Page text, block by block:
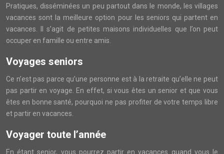
Pratiques, disséminées un peu partout dans le monde, les villages
vacances sont la meilleure option pour les seniors qui partent en
vacances. Il s’agit de petites maisons individuelles que l’on peut
occuper en famille ou entre amis.
Voyages seniors
Ce n’est pas parce qu’une personne est à la retraite qu’elle ne peut
pas partir en voyage. En effet, si vous êtes un senior et que vous
êtes en bonne santé, pourquoi ne pas profiter de votre temps libre
et partir en vacances.
Voyager toute l’année
En étant senior, vous pourrez partir en vacances quand vous le